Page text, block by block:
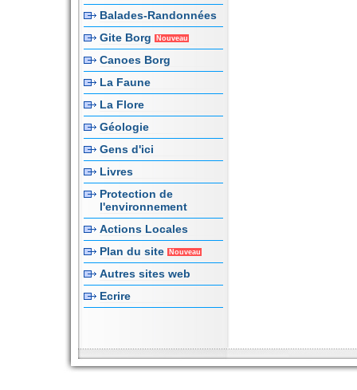
Balades-Randonnées
Gite Borg
Nouveau
Canoes Borg
La Faune
La Flore
Géologie
Gens d'ici
Livres
Protection de
l'environnement
Actions Locales
Plan du site
Nouveau
Autres sites web
Ecrire